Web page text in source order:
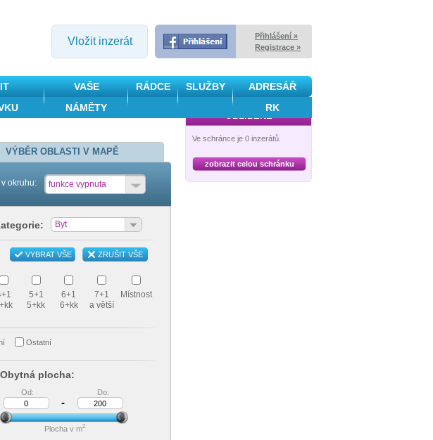
Byt
ZRUŠIT VŠE
VYBRAT VŠE
5+1
5+kk
6+1
6+kk
7+1
a větší
Místnost
Ostatní
Obytná plocha:
-
Plocha v m2
Od: Do:
VÝBĚR OBLASTI V MAPĚ
v okruhu: funkce vypnuta
OBLÍBENÉ
Ve schránce je 0 inzerátů.
zobrazit celou schránku
Přihlášení »
Registrace »
Vložit inzerát
VAŠE
NÁMĚTY
RÁDCE SLUŽBY
ADRESÁŘ
RK